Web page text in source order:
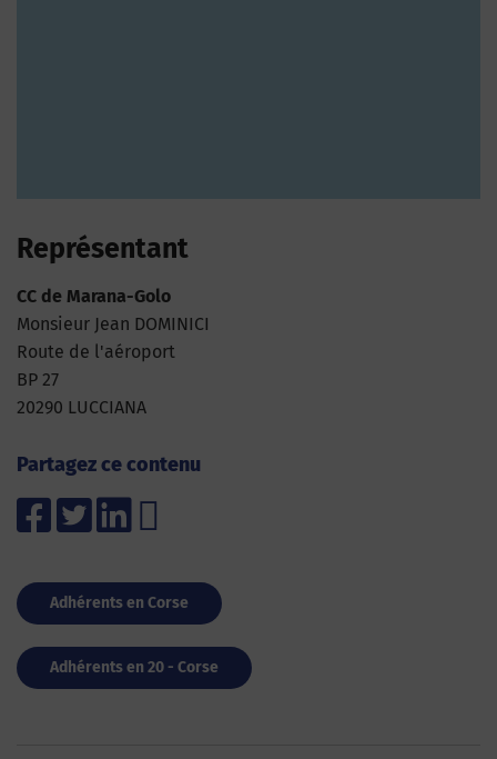
Représentant
CC de Marana-Golo
Monsieur Jean DOMINICI
Route de l'aéroport
BP 27
20290 LUCCIANA
Partagez ce contenu
Adhérents en Corse
Adhérents en 20 - Corse